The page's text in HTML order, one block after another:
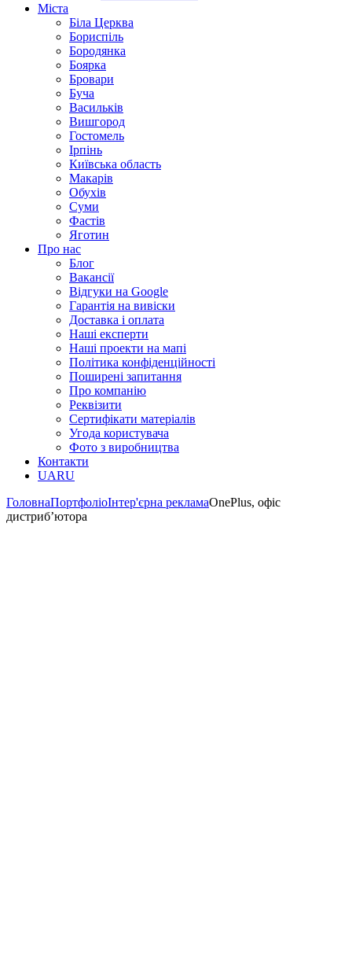
Міста
Біла Церква
Бориспіль
Бородянка
Боярка
Бровари
Буча
Васильків
Вишгород
Гостомель
Ірпінь
Київська область
Макарів
Обухів
Суми
Фастів
Яготин
Про нас
Блог
Вакансії
Відгуки на Google
Гарантія на вивіски
Доставка і оплата
Наші експерти
Наші проекти на мапі
Політика конфіденційності
Поширені запитання
Про компанію
Реквізити
Сертифікати матеріалів
Угода користувача
Фото з виробництва
Контакти
UARU
ГоловнаПортфоліоІнтер'єрна рекламаOnePlus, офіс
дистриб’ютора